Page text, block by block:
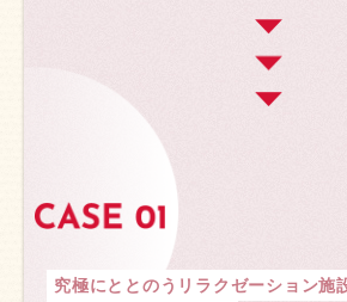
究極にととのうリラクゼーション施